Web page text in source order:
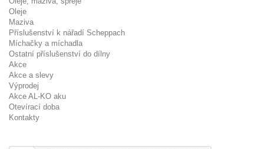
Oleje
Maziva
Příslušenství k nářadí Scheppach
Míchačky a míchadla
Ostatní příslušenství do dílny
Akce
Akce a slevy
Výprodej
Akce AL-KO aku
Otevírací doba
Kontakty